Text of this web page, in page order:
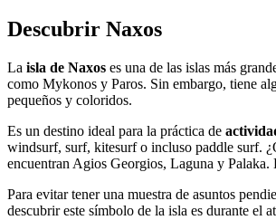
Descubrir Naxos
La isla de Naxos es una de las islas más
como Mykonos y Paros. Sin embargo, tiene
pequeños y coloridos.
Es un destino ideal para la práctica de
windsurf, surf, kitesurf o incluso paddle surf.
encuentran Agios Georgios, Laguna y Palaka.
Para evitar tener una muestra de asuntos
descubrir este símbolo de la isla es durante el